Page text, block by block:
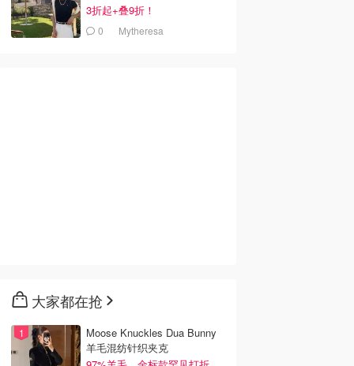
3折起+叠9折！
0 Mytheresa
大家都在抢
Moose Knuckles Dua Bunny
羊毛混纺针织夹克